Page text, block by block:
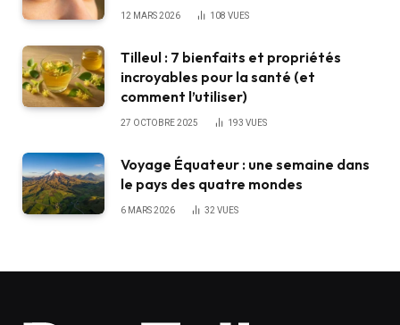
12 MARS 2026 108 VUES
Tilleul : 7 bienfaits et propriétés
incroyables pour la santé (et
comment l’utiliser)
27 OCTOBRE 2025 193 VUES
Voyage Équateur : une semaine dans
le pays des quatre mondes
6 MARS 2026 32VUES